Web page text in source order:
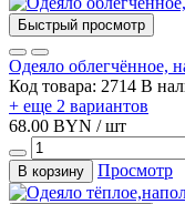
Быстрый просмотр
Одеяло облегчённое,
Код товара: 2714 В
+ еще 2 вариантов
68.00 BYN / шт
В корзину Просмотр